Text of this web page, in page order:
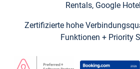
Rentals, Google
Zertifizierte hohe
Funktionen + Priority